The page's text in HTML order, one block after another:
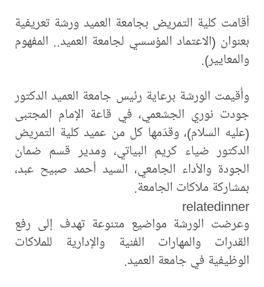
أقامت كلية التمريض بجامعة العميد ورشة تعريفية
بعنوان (الاعتماد المؤسسي لجامعة العميد.. المفهوم
والمعايير).
وأُقيمت الورشة برعاية رئيس جامعة العميد الدكتور
جودت نوري الجشعمي، في قاعة الإمام المجتبى
(عليه السلام)، وقدّمها كل من عميد كلية التمريض
الدكتور ضياء كريم البياتي، ومدير قسم ضمان
الجودة والأداء الجامعي، السيد أحمد صبيح عبد،
بمشاركة ملاكات الجامعة.
relatedinner
وعرضت الورشة مواضيع متنوعة تهدف إلى رفع
القدرات والمهارات الفنية والإدارية للملاكات
الوظيفية في جامعة العميد.